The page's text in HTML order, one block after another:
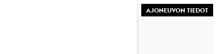
AJONEUVON TIEDOT